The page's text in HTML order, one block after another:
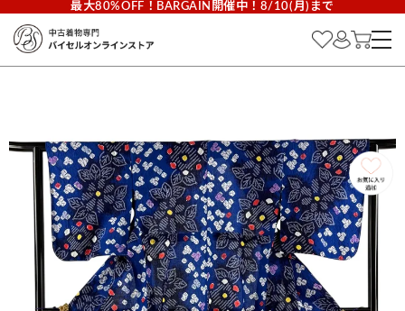
最大80%OFF！BARGAIN開催中！8/10(月)まで